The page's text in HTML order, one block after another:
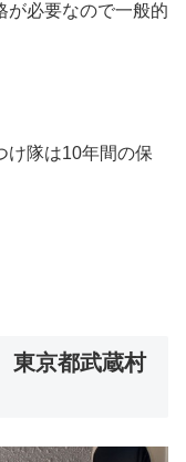
が必要なので一般的
け隊は10年間の保
東京都武蔵村